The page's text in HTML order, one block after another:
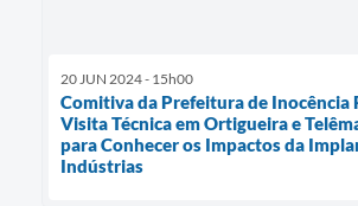
20 JUN 2024 - 15h00
Comitiva da Prefeitura de Inocência
Visita Técnica em Ortigueira e
para Conhecer os Impactos da
Indústrias